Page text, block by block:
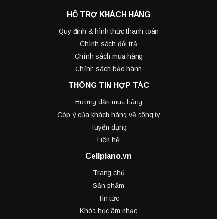
HỖ TRỢ KHÁCH HÀNG
Quy định & hình thức thanh toán
Chính sách đổi trả
Chính sách mua hàng
Chính sách bảo hành
THÔNG TIN HỢP TÁC
Hướng dẫn mua hàng
Góp ý của khách hàng về công ty
Tuyển dụng
Liên hệ
Cellpiano.vn
Trang chủ
Sản phẩm
Tin tức
Khóa học âm nhạc